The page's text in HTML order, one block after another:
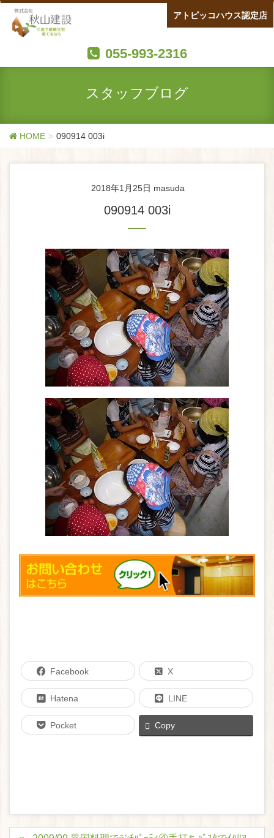
055-993-2316
アトピッコハウス認定店
スタッフブログ
HOME 090914 003i
2018年1月25日 masuda
090914 003i
Facebook X
Hatena LINE
Pocket Copy